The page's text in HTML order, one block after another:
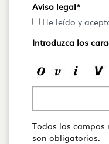
Aviso legal*
He leído y
Introduzca los
Todos los campos
son obligatorios.